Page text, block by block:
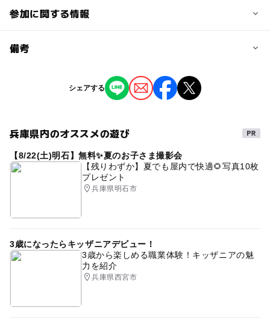
参加に関する情報
予約/応募
備考
※掲載の情報は天候や主催者側の都合などにより変更にな
ることがあります。
シェアする
兵庫県内のオススメの遊び
【8/22(土)明石】無料✨夏のお子さま撮影会
【残りわずか】夏でも屋内で快適🌻写真10枚
プレゼント
兵庫県明石市
3歳になったらキッザニアデビュー！
3歳から楽しめる職業体験！キッザニアの魅
力を紹介
兵庫県西宮市